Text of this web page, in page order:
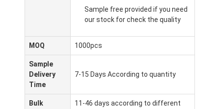
Sample free provided if you need
our stock for check the quality
MOQ 1000pcs
Sample
Delivery
Time
7-15 Days According to quantity
Bulk
11-46 days according to different